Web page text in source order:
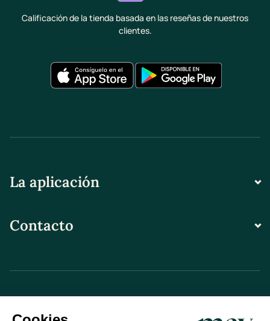
Calificación de la tienda basada en las reseñas de nuestros
clientes.
La aplicación
Contacto